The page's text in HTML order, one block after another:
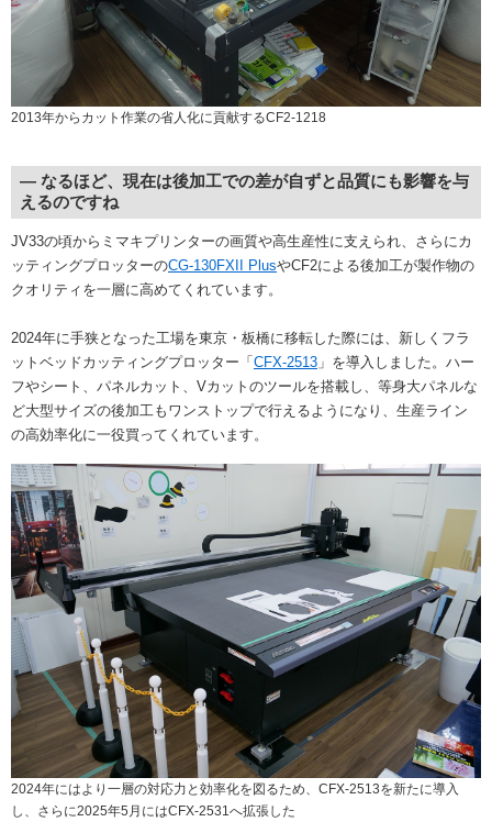
2013年からカット作業の省人化に貢献するCF2-1218
― なるほど、現在は後加工での差が自ずと品質にも影響を与
えるのですね
JV33の頃からミマキプリンターの画質や高生産性に支えられ、さらにカ
ッティングプロッターのCG-130FXII PlusやCF2による後加工が製作物の
クオリティを一層に高めてくれています。
2024年に手狭となった工場を東京・板橋に移転した際には、新しくフラ
ットベッドカッティングプロッター「 CFX-2513 」を導入しました。ハー
フやシート、パネルカット、Vカットのツールを搭載し、等身大パネルな
ど大型サイズの後加工もワンストップで行えるようになり、生産ライン
の高効率化に一役買ってくれています。
2024年にはより一層の対応力と効率化を図るため、CFX-2513を新たに導入
し、さらに2025年5月にはCFX-2531へ拡張した